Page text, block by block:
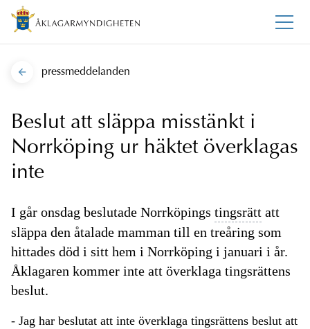
pressmeddelanden
Beslut att släppa misstänkt i
Norrköping ur häktet överklagas
inte
I går onsdag beslutade Norrköpings tingsrätt att
släppa den åtalade mamman till en treåring som
hittades död i sitt hem i Norrköping i januari i år.
Åklagaren kommer inte att överklaga tingsrättens
beslut.
- Jag har beslutat att inte överklaga tingsrättens beslut att